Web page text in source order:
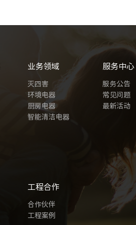
业务领域
灭四害
环境电器
厨房电器
智能清洁电器
服务中心
服务公告
常见问题
最新活动
工程合作
合作伙伴
工程案例